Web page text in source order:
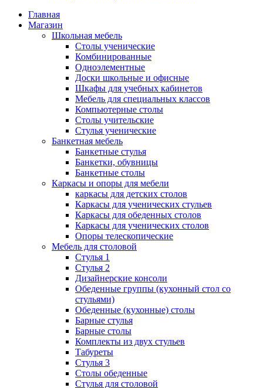
Главная
Магазин
Школьная мебель
Столы ученические
Комбинированные
Одноэлементные
Доски школьные и офисные
Шкафы для учебных кабинетов
Мебель для специальных классов
Компьютерные столы
Столы учительские
Стулья ученические
Банкетная мебель
Банкетные стулья
Банкетки, обувницы
Банкетные столы
Каркасы и опоры для мебели
каркасы для детских столов
Каркасы для ученических стульев
Каркасы для обеденных столов
Каркасы для ученических столов
Опоры телескопические
Мебель для столовой
Стулья 1
Стулья 2
Дизайнерские консоли
Обеденные группы (кухонный стол со
стульями)
Обеденные (кухонные) столы
Барные стулья
Барные столы
Комплекты из двух стульев
Табуреты
Стулья 3
Столы обеденные
Стулья для столовой